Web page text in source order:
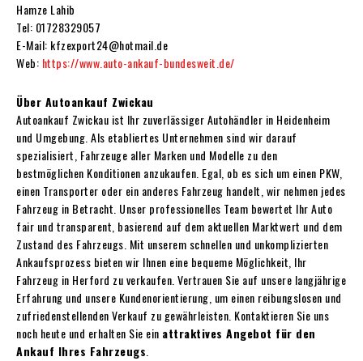
Hamze Lahib
Tel: 01728329057
E-Mail: kfzexport24@hotmail.de
Web: https://www.auto-ankauf-bundesweit.de/
Über Autoankauf Zwickau
Autoankauf Zwickau ist Ihr zuverlässiger Autohändler in Heidenheim
und Umgebung. Als etabliertes Unternehmen sind wir darauf
spezialisiert, Fahrzeuge aller Marken und Modelle zu den
bestmöglichen Konditionen anzukaufen. Egal, ob es sich um einen PKW,
einen Transporter oder ein anderes Fahrzeug handelt, wir nehmen jedes
Fahrzeug in Betracht. Unser professionelles Team bewertet Ihr Auto
fair und transparent, basierend auf dem aktuellen Marktwert und dem
Zustand des Fahrzeugs. Mit unserem schnellen und unkomplizierten
Ankaufsprozess bieten wir Ihnen eine bequeme Möglichkeit, Ihr
Fahrzeug in Herford zu verkaufen. Vertrauen Sie auf unsere langjährige
Erfahrung und unsere Kundenorientierung, um einen reibungslosen und
zufriedenstellenden Verkauf zu gewährleisten. Kontaktieren Sie uns
noch heute und erhalten Sie ein attraktives Angebot für den
Ankauf Ihres Fahrzeugs